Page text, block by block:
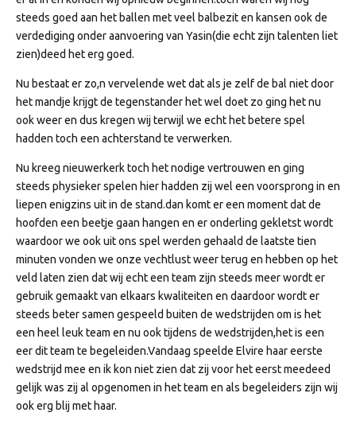
steeds goed aan het ballen met veel balbezit en kansen ook de
verdediging onder aanvoering van Yasin(die echt zijn talenten liet
zien)deed het erg goed.
Nu bestaat er zo,n vervelende wet dat als je zelf de bal niet door
het mandje krijgt de tegenstander het wel doet zo ging het nu
ook weer en dus kregen wij terwijl we echt het betere spel
hadden toch een achterstand te verwerken.
Nu kreeg nieuwerkerk toch het nodige vertrouwen en ging
steeds physieker spelen hier hadden zij wel een voorsprong in en
liepen enigzins uit in de stand.dan komt er een moment dat de
hoofden een beetje gaan hangen en er onderling gekletst wordt
waardoor we ook uit ons spel werden gehaald de laatste tien
minuten vonden we onze vechtlust weer terug en hebben op het
veld laten zien dat wij echt een team zijn steeds meer wordt er
gebruik gemaakt van elkaars kwaliteiten en daardoor wordt er
steeds beter samen gespeeld buiten de wedstrijden om is het
een heel leuk team en nu ook tijdens de wedstrijden,het is een
eer dit team te begeleiden.Vandaag speelde Elvire haar eerste
wedstrijd mee en ik kon niet zien dat zij voor het eerst meedeed
gelijk was zij al opgenomen in het team en als begeleiders zijn wij
ook erg blij met haar.